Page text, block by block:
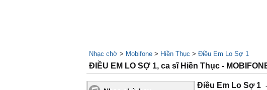
Nhạc chờ > Mobifone > Hiền Thục > Điều Em Lo Sợ 1
ĐIỀU EM LO SỢ 1, ca sĩ Hiền Thục -
Điều Em Lo Sợ 1 -